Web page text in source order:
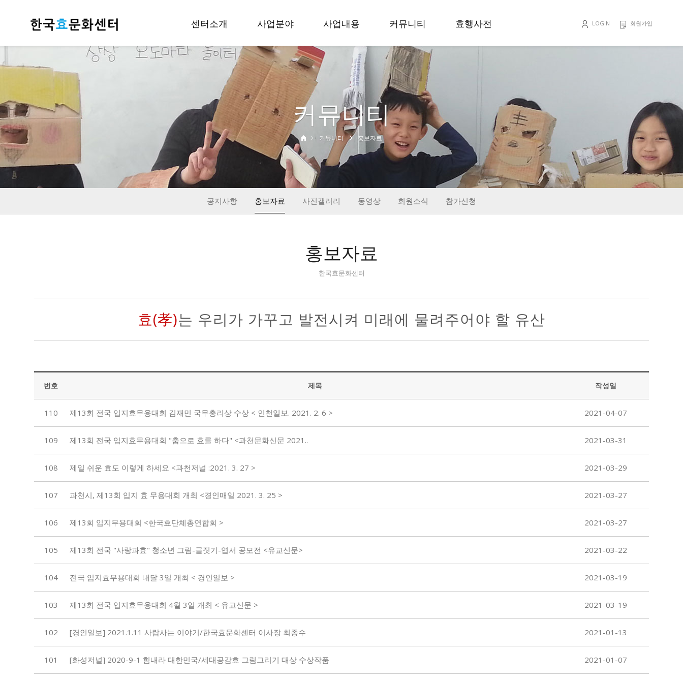
LOGIN 회원가입
센터소개
조직안내
후원하기
재정공지
오시는길
사업분야
축제
공모
무용
학술
교육
사회공헌
출판
창작
사업내용
입지 효 문화예술축
세대공감 사랑과 효
공모전
입지 효 무용대회
대한민국 효 무용제
학술회의
교육활동
출판&컨텐츠
커뮤니티
공지사항
홍보자료
사진갤러리
동영상
회원소식
참가신청
효행사전
커뮤니티
커뮤니티 홍보자료
공지사항 홍보자료 사진갤러리 동영상 회원소식 참가신청
홍보자료
한국효문화센터
효(孝)는 우리가 가꾸고 발전시켜 미래에 물려주어야 할 유산
번호 제목 작성일
110 제13회 전국 입지효무용대회 김재민 국무총리상 수상 < 인천일보. 2021. 2. 6 > 2021-04-07
109 제13회 전국 입지효무용대회 "춤으로 효를 하다" <과천문화신문 2021.. 2021-03-31
108 제일 쉬운 효도 이렇게 하세요 <과천저널 :2021. 3. 27 > 2021-03-29
107 과천시, 제13회 입지 효 무용대회 개최 <경인매일 2021. 3. 25 > 2021-03-27
106 제13회 입지무용대회 <한국효단체총연합회 > 2021-03-27
105 제13회 전국 "사랑과효" 청소년 그림-글짓기-엽서 공모전 <유교신문> 2021-03-22
104 전국 입지효무용대회 내달 3일 개최 < 경인일보 > 2021-03-19
103 제13회 전국 입지효무용대회 4월 3일 개최 < 유교신문 > 2021-03-19
102 [경인일보] 2021.1.11 사람사는 이야기/한국효문화센터 이사장 최종수 2021-01-13
101 [화성저널] 2020-9-1 힘내라 대한민국/세대공감효 그림그리기 대상 수상작품 2021-01-07